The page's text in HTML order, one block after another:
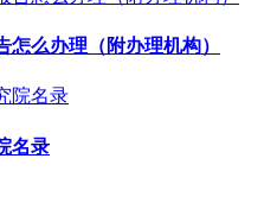
么办理（附办理机构）
名录